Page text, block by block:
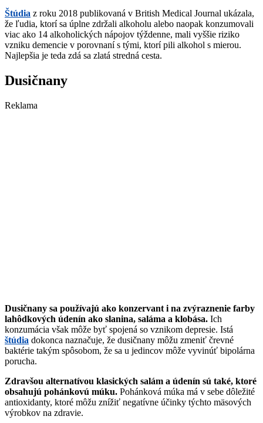
Štúdia z roku 2018 publikovaná v British Medical Journal ukázala,
že ľudia, ktorí sa úplne zdržali alkoholu alebo naopak konzumovali
viac ako 14 alkoholických nápojov týždenne, mali vyššie riziko
vzniku demencie v porovnaní s tými, ktorí pili alkohol s mierou.
Najlepšia je teda zdá sa zlatá stredná cesta.
Dusičnany
Reklama
Dusičnany sa používajú ako konzervant i na zvýraznenie farby
lahôdkových údenín ako slanina, saláma a klobása. Ich
konzumácia však môže byť spojená so vznikom depresie. Istá
štúdia dokonca naznačuje, že dusičnany môžu zmeniť črevné
baktérie takým spôsobom, že sa u jedincov môže vyvinúť bipolárna
porucha.
Zdravšou alternatívou klasických salám a údenín sú také, ktoré
obsahujú pohánkovú múku. Pohánková múka má v sebe dôležité
antioxidanty, ktoré môžu znížiť negatívne účinky týchto mäsových
výrobkov na zdravie.